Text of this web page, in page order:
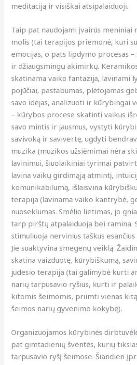
meditaciją ir visiškai atsipalaiduoji.
Taip pat naudojami įvairūs meniniai
molis (tai terapijos priemonė, kuri
emocijas, o pats lipdymo procesas
ir džiaugsmingų akimirkų.
skatinama vaiko fantazija, lavinami
pojūčiai, pastabumas, plėtojamas
savo idėjas, analizuoti ir kūrybingai
– kūrybos procese skatinti vaikus
savo mintis ir jausmus, vystyti
savivoką ir savivertę, ugdyti
muzika (muzikos užsiėmimai nėra
lavinimui, šiuolaikiniai tyrimai
lavina vaikų girdimąją atmintį,
komunikabilumą, išlaisvina
terapija (lavinama vaiko kantrybė,
nuoseklumas. Smėlio lietimas, jo
tarp pirštų atpalaiduoja bei ramina.
stimuliuoja nervinius taškus
Jie suaktyvina smegenų veiklą.
skatina vaizduotę, kūrybiškumą,
judesio terapija (tai galimybė kurti
narių tarpusavio ryšius, kurti ir
kitomis šeimomis, priimti vienas
šeimos narių gyvenimo kokybę).
Organizuojamos kūrybinės
pat gimtadienių šventės, kurių
tarpusavio ryšį šeimose. Šiandien